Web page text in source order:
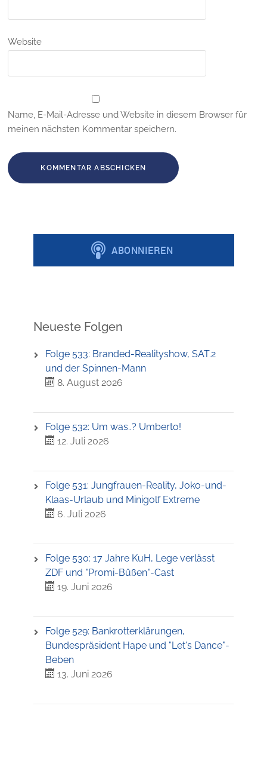
Website
Name, E-Mail-Adresse und Website in diesem Browser für
meinen nächsten Kommentar speichern.
Neueste Folgen
Folge 533: Branded-Realityshow, SAT.2
und der Spinnen-Mann
8. August 2026
Folge 532: Um was..? Umberto!
12. Juli 2026
Folge 531: Jungfrauen-Reality, Joko-und-
Klaas-Urlaub und Minigolf Extreme
6. Juli 2026
Folge 530: 17 Jahre KuH, Lege verlässt
ZDF und "Promi-Büßen"-Cast
19. Juni 2026
Folge 529: Bankrotterklärungen,
Bundespräsident Hape und "Let's Dance"-
Beben
13. Juni 2026